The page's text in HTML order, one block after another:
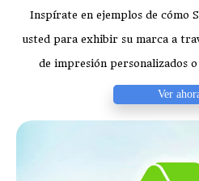
Inspírate en ejemplos de cómo
usted para exhibir su marca a
de impresión personalizados
Ver